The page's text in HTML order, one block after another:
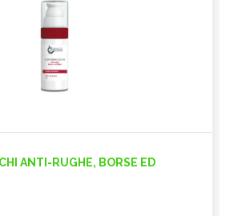
ANTI-RUGHE, BORSE ED